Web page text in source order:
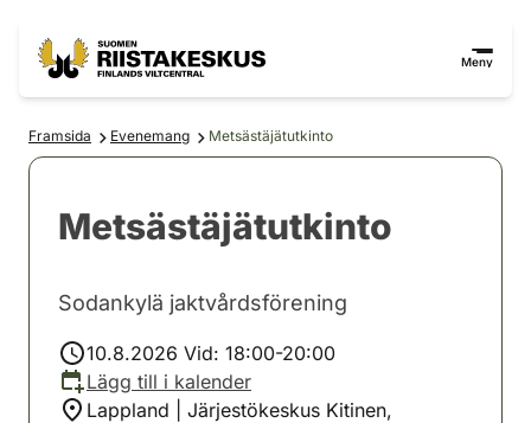
Meny
Framsida Evenemang Metsästäjätutkinto
Metsästäjätutkinto
Sodankylä jaktvårdsförening
10.8.2026 Vid: 18:00-20:00
Lägg till i kalender
Lappland | Järjestökeskus Kitinen,